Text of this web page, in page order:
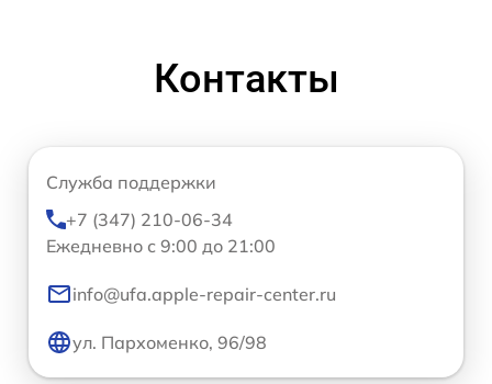
Контакты
Служба поддержки
+7 (347) 210-06-34
Ежедневно с 9:00 до 21:00
info@ufa.apple-repair-center.ru
ул. Пархоменко, 96/98